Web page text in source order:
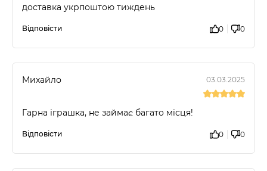
доставка укрпоштою тиждень
Відповісти 0 0
Михайло 03.03.2025
Гарна іграшка, не займає багато місця!
Відповісти 0 0